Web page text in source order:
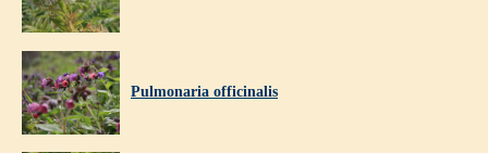
Pulmonaria officinalis